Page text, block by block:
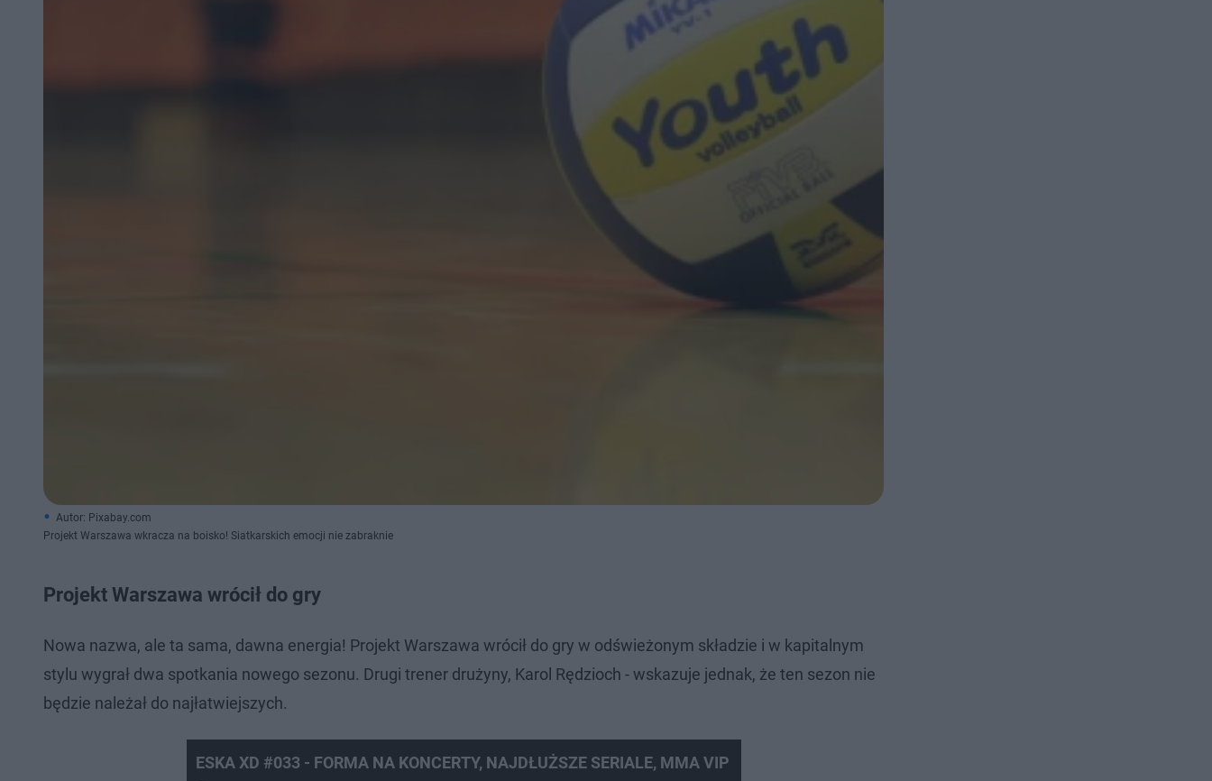
Autor: Pixabay.com
Projekt Warszawa wkracza na boisko! Siatkarskich emocji nie zabraknie
Projekt Warszawa wrócił do gry
Nowa nazwa, ale ta sama, dawna energia! Projekt Warszawa wrócił do gry w odświeżonym składzie i w kapitalnym
stylu wygrał dwa spotkania nowego sezonu. Drugi trener drużyny, Karol Rędzioch - wskazuje jednak, że ten sezon nie
będzie należał do najłatwiejszych.
ESKA XD #033 - FORMA NA KONCERTY, NAJDŁUŻSZE SERIALE, MMA VIP